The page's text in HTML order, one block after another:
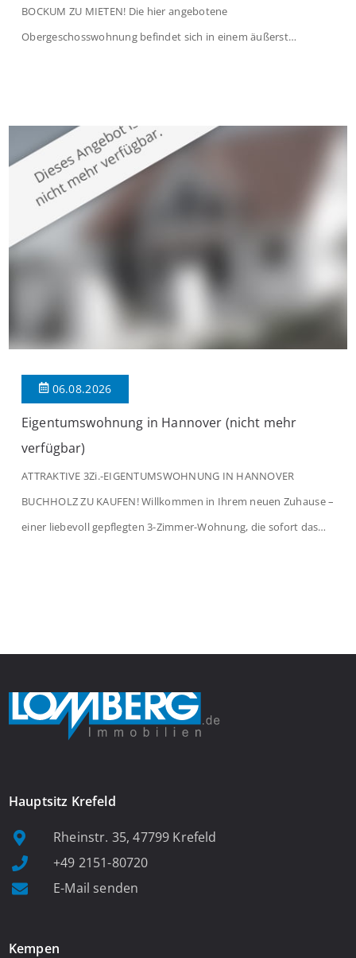
BOCKUM ZU MIETEN! Die hier angebotene
Obergeschosswohnung befindet sich in einem äußerst
großzügige Räume und eine hochwertige Ausstattung, die
modernen Wohnkomfort mit einem stilvollen Ambiente
verbindet. Der […]
06.08.2026
Eigentumswohnung in Hannover (nicht mehr
verfügbar)
ATTRAKTIVE 3Zi.-EIGENTUMSWOHNUNG IN HANNOVER
BUCHHOLZ ZU KAUFEN! Willkommen in Ihrem neuen Zuhause –
einer liebevoll gepflegten 3-Zimmer-Wohnung, die sofort das
Hauptsitz Krefeld
Rheinstr. 35, 47799 Krefeld
+49 2151-80720
E-Mail senden
Kempen